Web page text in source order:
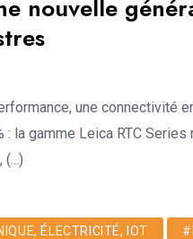
nouvelle
une connectivité
: la gamme Leica RTC
ÉLECTRICITÉ, IOT